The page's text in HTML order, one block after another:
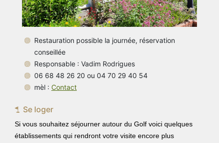
Restauration possible la journée, réservation
conseillée
Responsable : Vadim Rodrigues
06 68 48 26 20 ou 04 70 29 40 54
mèl : Contact
Se loger
Si vous souhaitez séjourner autour du Golf voici quelques
établissements qui rendront votre visite encore plus